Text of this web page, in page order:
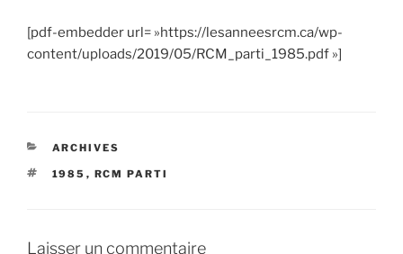
[pdf-embedder url= »https://lesanneesrcm.ca/wp-
content/uploads/2019/05/RCM_parti_1985.pdf »]
CATÉGORIES
ARCHIVES
ÉTIQUETTES
1985 , RCM PARTI
Laisser un commentaire